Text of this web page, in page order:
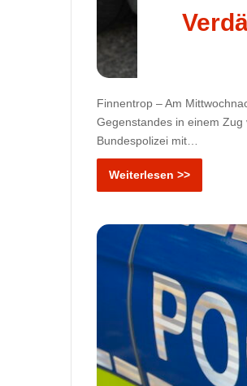
Finnentrop – Am
Gegenstandes in einem
Bundespolizei mit…
Weiterlesen >>